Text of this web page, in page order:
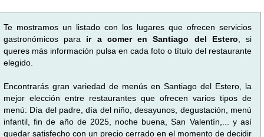
Te mostramos un listado con los lugares que ofrecen servicios
gastronómicos para ir a comer en Santiago del Estero , si
queres más información pulsa en cada foto o título del restaurante
elegido.
Encontrarás gran variedad de menús en Santiago del Estero, la
mejor elección entre restaurantes que ofrecen varios tipos de
menú: Día del padre, día del niño, desayunos, degustación, menú
infantil, fin de año de 2025, noche buena, San Valentín,... y así
quedar satisfecho con un precio cerrado en el momento de decidir